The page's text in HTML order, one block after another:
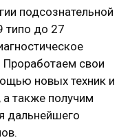
подсознательной
типо до 27
свои
новых техник и
также получим
дальнейшего